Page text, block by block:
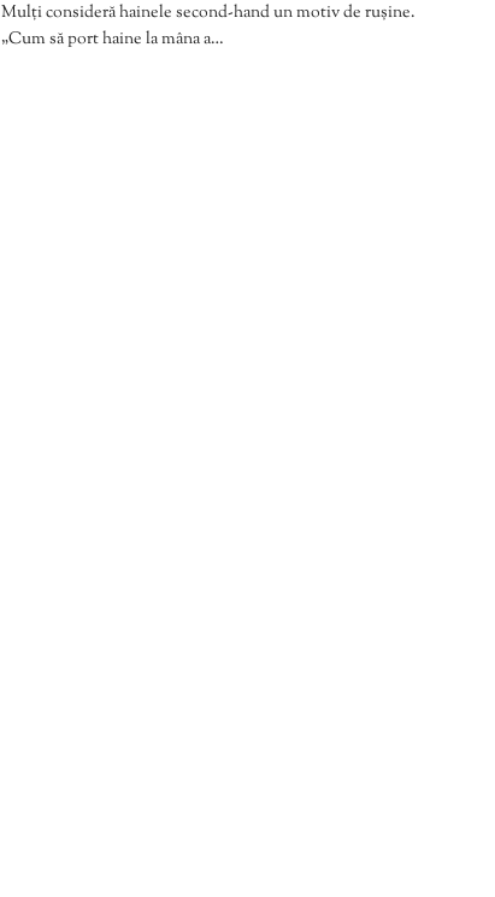
Mulți consideră hainele second-hand un motiv de rușine.
„Cum să port haine la mâna a…